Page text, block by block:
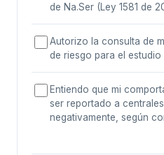
de Na.Ser (Ley 1581 de
Autorizo la consulta de
de riesgo para el estudio
Entiendo que mi
ser reportado a
negativamente, según